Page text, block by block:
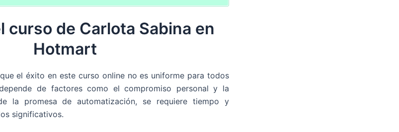
curso de Carlota Sabina en
Hotmart
el éxito en este curso online no es uniforme para todos
de factores como el compromiso personal y la
la promesa de automatización, se requiere tiempo y
significativos.